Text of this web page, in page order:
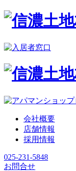
会社概要
店舗情報
採用情報
025-231-5848
お問合せ